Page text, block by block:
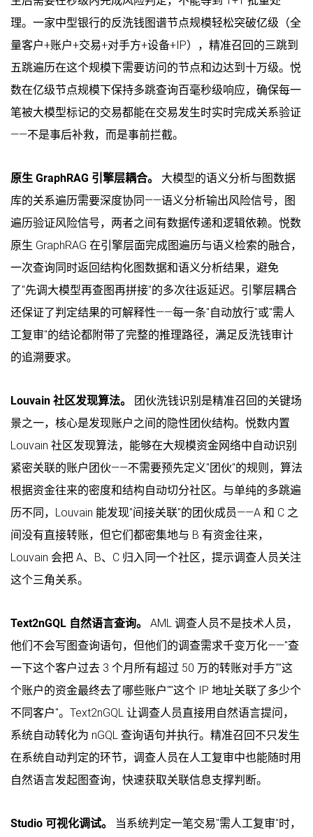
理。一家中型银行的反洗钱图谱节点规模轻松突破亿级（全
量客户+账户+交易+对手方+设备+IP），精准召回的三跳到
五跳遍历在这个规模下需要访问的节点和边达到十万级。悦
数在亿级节点规模下保持多跳查询百毫秒级响应，确保每一
笔被大模型标记的交易都能在交易发生时实时完成关系验证
——不是事后补救，而是事前拦截。
原生 GraphRAG 引擎层耦合。
大模型的语义分析与图数据
库的关系遍历需要深度协同——语义分析输出风险信号，图
遍历验证风险信号，两者之间有数据传递和逻辑依赖。悦数
原生 GraphRAG 在引擎层面完成图遍历与语义检索的融合，
一次查询同时返回结构化图数据和语义分析结果，避免
了"先调大模型再查图再拼接"的多次往返延迟。引擎层耦合
还保证了判定结果的可解释性——每一条"自动放行"或"需人
工复审"的结论都附带了完整的推理路径，满足反洗钱审计
的追溯要求。
Louvain 社区发现算法。
团伙洗钱识别是精准召回的关键场
景之一，核心是发现账户之间的隐性团伙结构。悦数内置
Louvain 社区发现算法，能够在大规模资金网络中自动识别
紧密关联的账户团伙——不需要预先定义"团伙"的规则，算法
根据资金往来的密度和结构自动切分社区。与单纯的多跳遍
历不同，Louvain 能发现"间接关联"的团伙成员——A 和 C 之
间没有直接转账，但它们都密集地与 B 有资金往来，
Louvain 会把 A、B、C 归入同一个社区，提示调查人员关注
这个三角关系。
Text2nGQL 自然语言查询。
AML 调查人员不是技术人员，
他们不会写图查询语句，但他们的调查需求千变万化——"查
一下这个客户过去 3 个月所有超过 50 万的转账对手方""这
个账户的资金最终去了哪些账户""这个 IP 地址关联了多少个
不同客户"。Text2nGQL 让调查人员直接用自然语言提问，
系统自动转化为 nGQL 查询语句并执行。精准召回不只发生
在系统自动判定的环节，调查人员在人工复审中也能随时用
自然语言发起图查询，快速获取关联信息支撑判断。
Studio 可视化调试。
当系统判定一笔交易"需人工复审"时，